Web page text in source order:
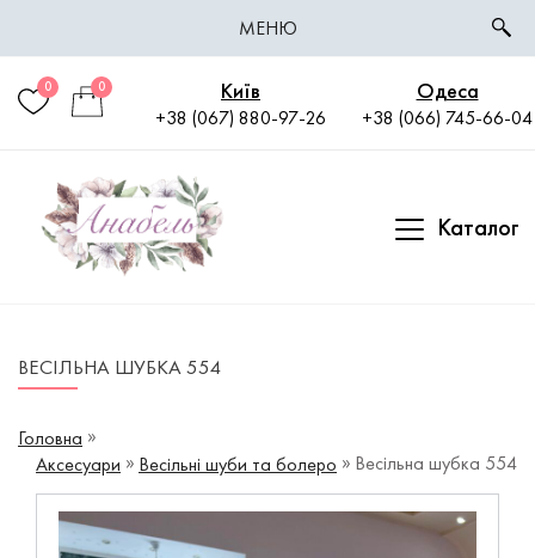
МЕНЮ
Київ
+38 (067) 880-97-26
Одеса
+38 (066) 745-66-04
0 0
Каталог
ВЕСІЛЬНА ШУБКА 554
Головна
Аксесуари
Весільні шуби та болеро Весільна шубка 554